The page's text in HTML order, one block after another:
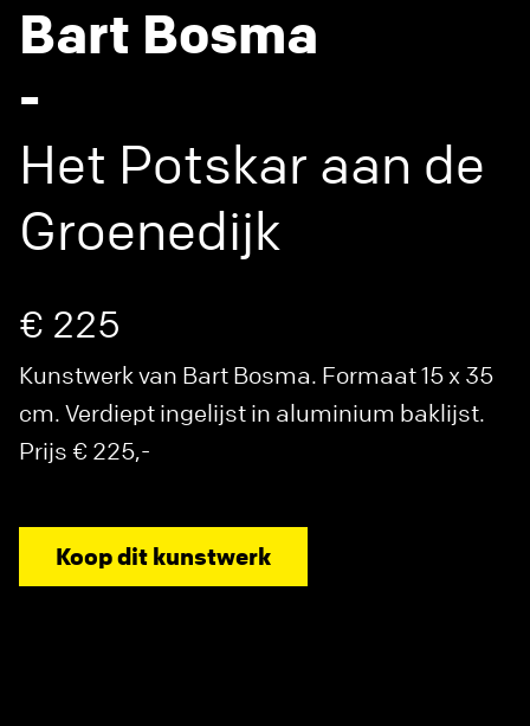
Bart Bosma
-
Het Potskar aan de
Groenedijk
€ 225
Kunstwerk van Bart Bosma. Formaat 15 x 35
cm. Verdiept ingelijst in aluminium baklijst.
Prijs € 225,-
Koop dit kunstwerk